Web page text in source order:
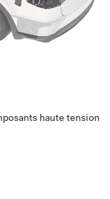
haute tension